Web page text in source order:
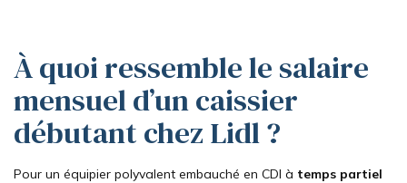
À quoi ressemble le salaire
mensuel d’un caissier
débutant chez Lidl ?
Pour un équipier polyvalent embauché en CDI à temps partiel